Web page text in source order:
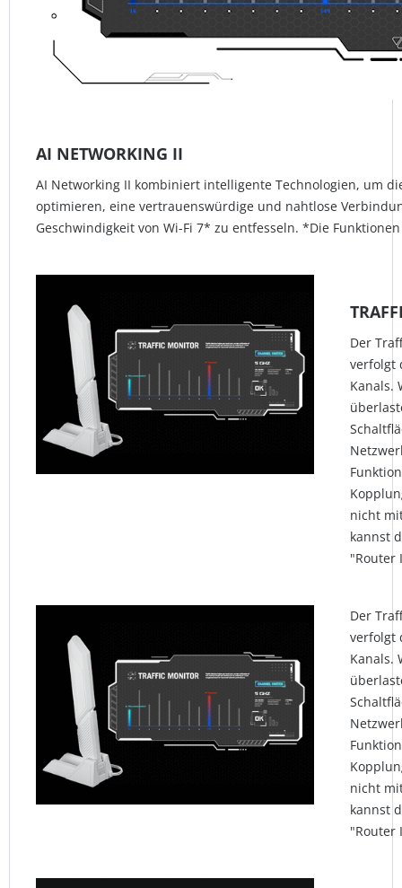
AI NETWORKING II
AI Networking II kombiniert intelligente Technologien, um
optimieren, eine vertrauenswürdige und nahtlose
Geschwindigkeit von Wi-Fi 7* zu entfesseln. *Die
Der
verfolgt
Kanals.
nicht
kannst
"Router
Der
verfolgt
Kanals.
nicht
kannst
"Router